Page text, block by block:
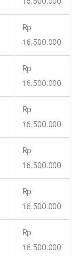
Rp
16.500.000
Rp
16.500.000
Rp
16.500.000
Rp
16.500.000
Rp
16.500.000
Rp
16.500.000